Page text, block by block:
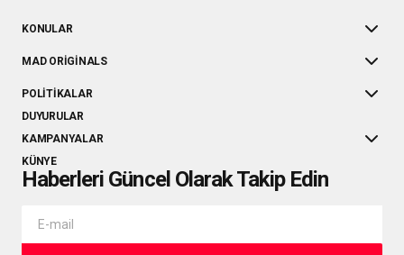
KONULAR
MAD ORIGINALS
POLITIKALAR
DUYURULAR
KAMPANYALAR
KÜNYE
Haberleri Güncel Olarak Takip Edin